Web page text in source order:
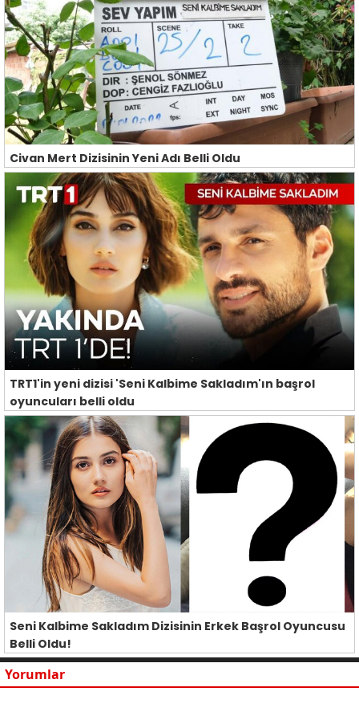
Civan Mert Dizisinin Yeni Adı Belli Oldu
TRT1'in yeni dizisi 'Seni Kalbime Sakladım'ın başrol
oyuncuları belli oldu
Seni Kalbime Sakladım Dizisinin Erkek Başrol Oyuncusu
Belli Oldu!
Yorumlar